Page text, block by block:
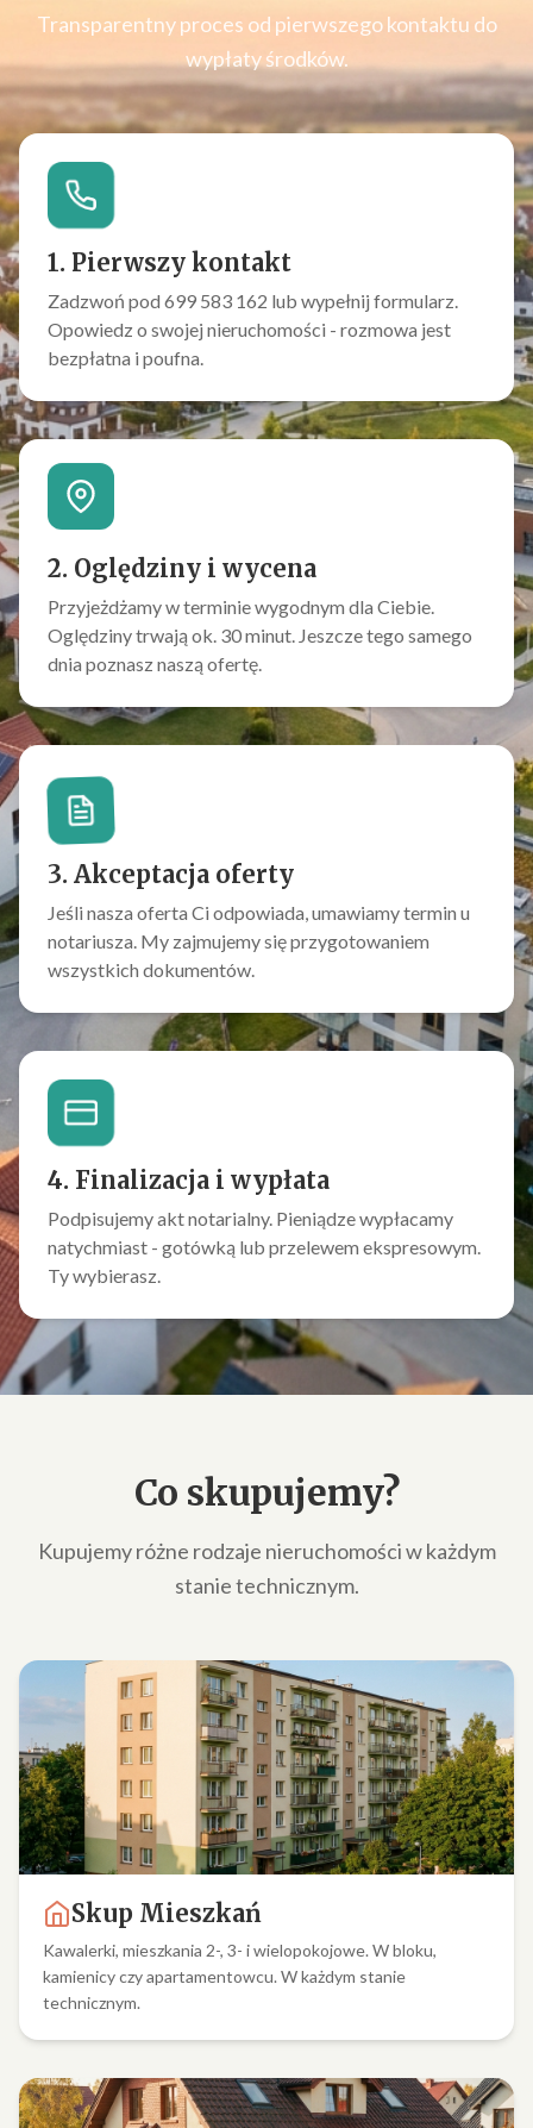
Transparentny proces od pierwszego kontaktu do
wypłaty środków.
1. Pierwszy kontakt
Zadzwoń pod 699 583 162 lub wypełnij formularz.
Opowiedz o swojej nieruchomości - rozmowa jest
bezpłatna i poufna.
2. Oględziny i wycena
Przyjeżdżamy w terminie wygodnym dla Ciebie.
Oględziny trwają ok. 30 minut. Jeszcze tego samego
dnia poznasz naszą ofertę.
3. Akceptacja oferty
Jeśli nasza oferta Ci odpowiada, umawiamy termin u
notariusza. My zajmujemy się przygotowaniem
wszystkich dokumentów.
4. Finalizacja i wypłata
Podpisujemy akt notarialny. Pieniądze wypłacamy
natychmiast - gotówką lub przelewem ekspresowym.
Ty wybierasz.
Co skupujemy?
Kupujemy różne rodzaje nieruchomości w każdym
stanie technicznym.
Skup Mieszkań
Kawalerki, mieszkania 2-, 3- i wielopokojowe. W bloku,
kamienicy czy apartamentowcu. W każdym stanie
technicznym.